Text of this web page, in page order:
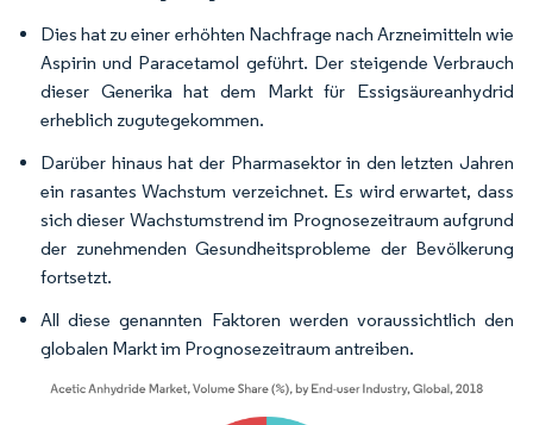
Dies hat zu einer erhöhten Nachfrage nach Arzneimitteln wie
Aspirin und Paracetamol geführt. Der steigende Verbrauch
dieser Generika hat dem Markt für Essigsäureanhydrid
erheblich zugutegekommen.
Darüber hinaus hat der Pharmasektor in den letzten Jahren
ein rasantes Wachstum verzeichnet. Es wird erwartet, dass
sich dieser Wachstumstrend im Prognosezeitraum aufgrund
der zunehmenden Gesundheitsprobleme der Bevölkerung
fortsetzt.
All diese genannten Faktoren werden voraussichtlich den
globalen Markt im Prognosezeitraum antreiben.